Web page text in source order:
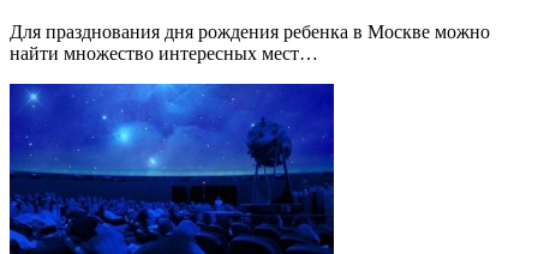
Для празднования дня рождения ребенка в Москве можно
найти множество интересных мест…